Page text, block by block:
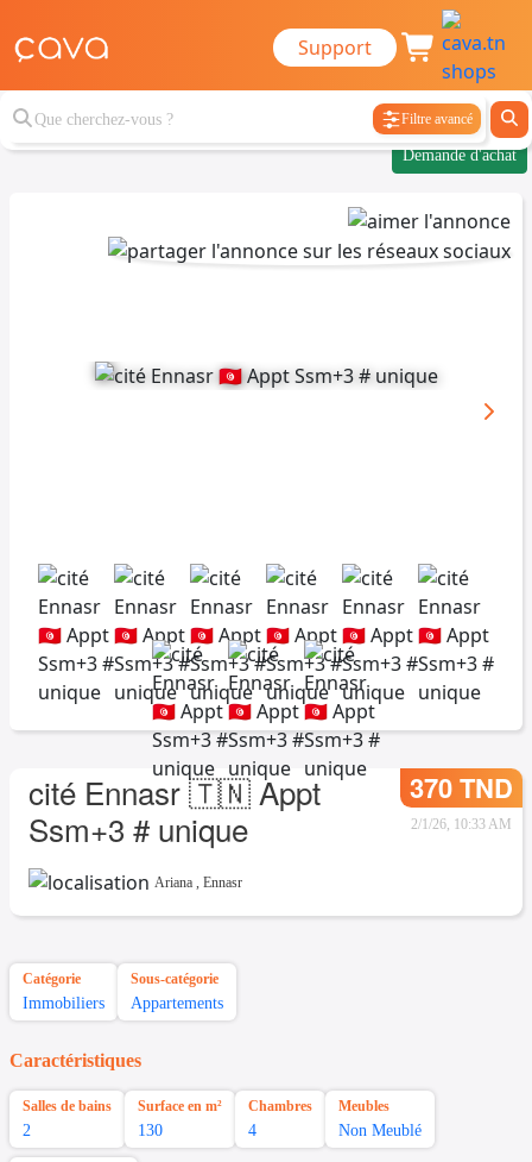
Support
Filtre avancé
Demande d'achat
cité Ennasr 🇹🇳 Appt
Ssm+3 # unique
370 TND
2/1/26, 10:33 AM
Ariana , Ennasr
Catégorie
Immobiliers
Sous-catégorie
Appartements
Caractéristiques
Salles de bains
2
Surface en m²
130
Chambres
4
Meubles
Non Meublé